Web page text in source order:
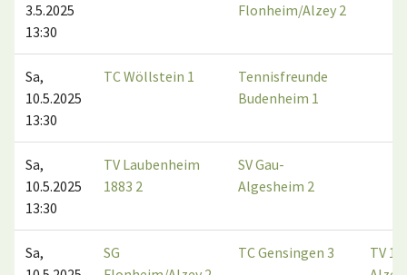
3.5.2025
13:30
Flonheim/Alzey 2
Sa,
10.5.2025
13:30
TC Wöllstein 1
Tennisfreunde
Budenheim 1
Sa,
10.5.2025
13:30
TV Laubenheim
1883 2
SV Gau-
Algesheim 2
Sa,
SG
TC Gensingen 3
TV